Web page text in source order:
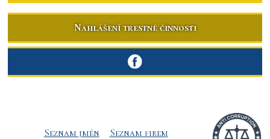
Nahlášení trestné činnosti
Seznam jmén
Seznam firem